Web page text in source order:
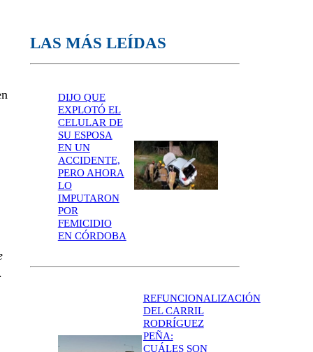
LAS MÁS LEÍDAS
DIJO QUE
EXPLOTÓ EL
CELULAR DE
SU ESPOSA
EN UN
ACCIDENTE,
PERO AHORA
LO
IMPUTARON
POR
FEMICIDIO
EN CÓRDOBA
REFUNCIONALIZACIÓN
DEL CARRIL
RODRÍGUEZ
PEÑA:
CUÁLES SON